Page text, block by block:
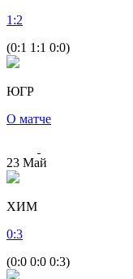
1 :2
(0:1 1:1 0:0)
ЮГР
О матче
23 Май
ХИМ
0:3
(0:0 0:0 0:3)